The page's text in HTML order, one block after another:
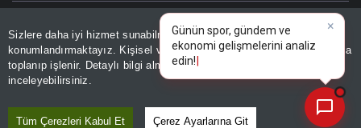
Sizlere daha iyi hizmet sunabilmek adına sitemizdeçerez
konumlandırmaktayız. Kişisel verileriniz, KVKK ve GDPR kapsamında
toplanıp işlenir. Detaylı bilgi almak için
inceleyebilirsiniz.
Tüm Çerezleri Kabul Et Çerez Ayarlarına Git
© 2026 İhlas Medya Grubu. Tüm Hakları Saklıdır
Son DakikaSite Haritası RSSKVKK Aydınlatma Metni
Gizlilik PolitikasıÇerez Politikası
×
Günün spor, gündem ve
ekonomi gelişmelerini analiz
edin!